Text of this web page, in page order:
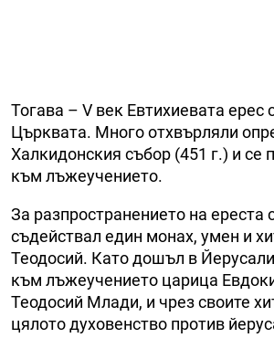
Тогава – V век Евтихиевата
Църквата. Много отхвърляли
Халкидонския събор (451 г.) и се
към лъжеучението.
За разпространението на ереста
съдействал един монах, умен и
Теодосий. Като дошъл в
към лъжеучението царица
Теодосий Млади, и чрез своите
цялото духовенство против